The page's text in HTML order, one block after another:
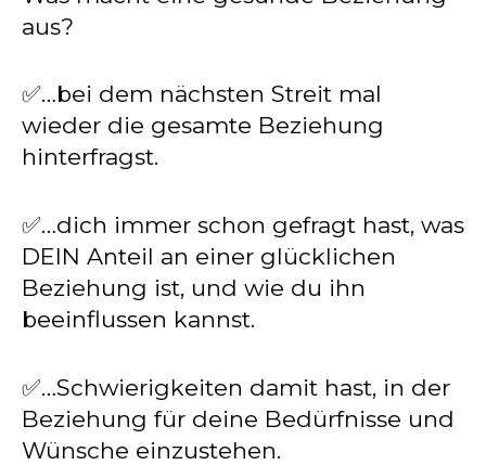
aus?
✅…bei dem nächsten Streit mal
wieder die gesamte Beziehung
hinterfragst.
✅…dich immer schon gefragt hast, was
DEIN Anteil an einer glücklichen
Beziehung ist, und wie du ihn
beeinflussen kannst.
✅…Schwierigkeiten damit hast, in der
Beziehung für deine Bedürfnisse und
Wünsche einzustehen.